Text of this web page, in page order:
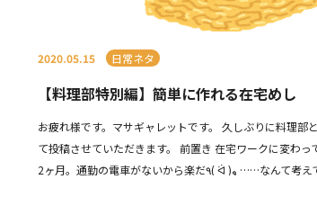
2020.05.15 日常ネタ
【料理部特別編】簡単に作れる在宅めし
お疲れ様です。マサギャレットです。 久しぶりに料理部
て投稿させていただきます。 前置き 在宅ワークに変わっ
2ヶ月。通勤の電車がないから楽だ٩( ᐛ )و ……なんて考えてい